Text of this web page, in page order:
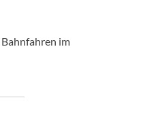
Bahnfahren im